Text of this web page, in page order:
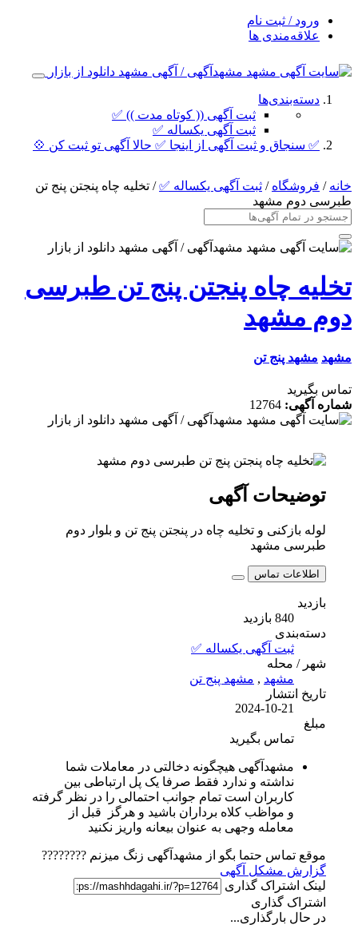
ورود / ثبت نام
علاقه‌مندی ها
دسته‌بندی‌ها
ثبت آگهی (( کوتاه مدت )) ✅
ثبت آگهی یکساله ✅
✅ سنجاق و ثبت آگهی از اینجا ✅ حالا آگهی تو ثبت کن 💠
خانه / فروشگاه / ثبت آگهی یکساله ✅/ تخلیه چاه پنجتن پنج تن
طبرسی دوم مشهد
تخلیه چاه پنجتن پنج تن طبرسی
دوم مشهد
مشهد مشهد پنج تن
تماس بگیرید
شماره آگهی: 12764
توضیحات آگهی
لوله بازکنی و تخلیه چاه در پنجتن پنج تن و بلوار دوم
طبرسی مشهد
اطلاعات تماس
بازدید
840 بازدید
دسته‌بندی
ثبت آگهی یکساله ✅
شهر / محله
مشهد , مشهد پنج تن
تاریخ انتشار
2024-10-21
مبلغ
تماس بگیرید
مشهدآگهی هیچگونه دخالتی در معاملات شما
نداشته و ندارد فقط صرفا یک پل ارتباطی بین
کاربران است تمام جوانب احتمالی را در نظر گرفته
و مواظب کلاه برداران باشید و هرگز قبل از
معامله وجهی به عنوان بیعانه واریز نکنید
موقع تماس حتما بگو از مشهدآگهی زنگ میزنم ????????
گزارش مشکل آگهی
لینک اشتراک گذاری
اشتراک گذاری
در حال بارگذاری...